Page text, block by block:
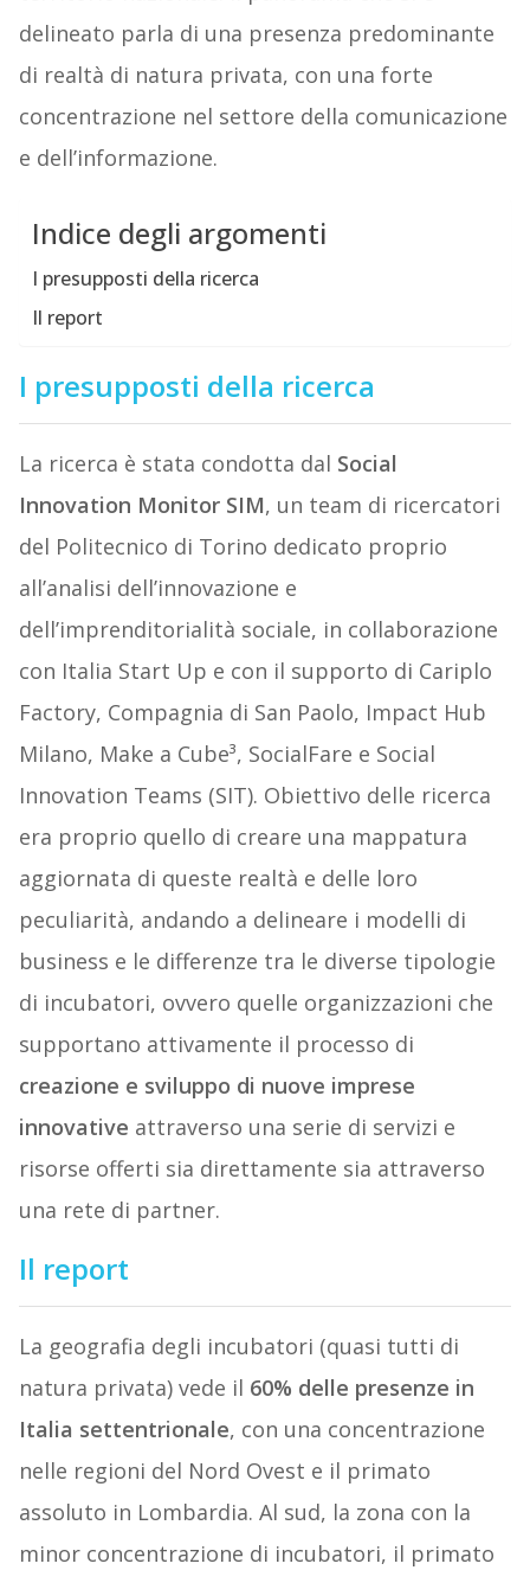
delineato parla di una presenza predominante
di realtà di natura privata, con una forte
concentrazione nel settore della comunicazione
e dell’informazione.
Indice degli argomenti
I presupposti della ricerca
Il report
I presupposti della ricerca
La ricerca è stata condotta dal Social
Innovation Monitor SIM, un team di ricercatori
del Politecnico di Torino dedicato proprio
all’analisi dell’innovazione e
dell’imprenditorialità sociale, in collaborazione
con Italia Start Up e con il supporto di Cariplo
Factory, Compagnia di San Paolo, Impact Hub
Milano, Make a Cube³, SocialFare e Social
Innovation Teams (SIT). Obiettivo delle ricerca
era proprio quello di creare una mappatura
aggiornata di queste realtà e delle loro
peculiarità, andando a delineare i modelli di
business e le differenze tra le diverse tipologie
di incubatori, ovvero quelle organizzazioni che
supportano attivamente il processo di
creazione e sviluppo di nuove imprese
innovative attraverso una serie di servizi e
risorse offerti sia direttamente sia attraverso
una rete di partner.
Il report
La geografia degli incubatori (quasi tutti di
natura privata) vede il 60% delle presenze in
Italia settentrionale, con una concentrazione
nelle regioni del Nord Ovest e il primato
assoluto in Lombardia. Al sud, la zona con la
minor concentrazione di incubatori, il primato